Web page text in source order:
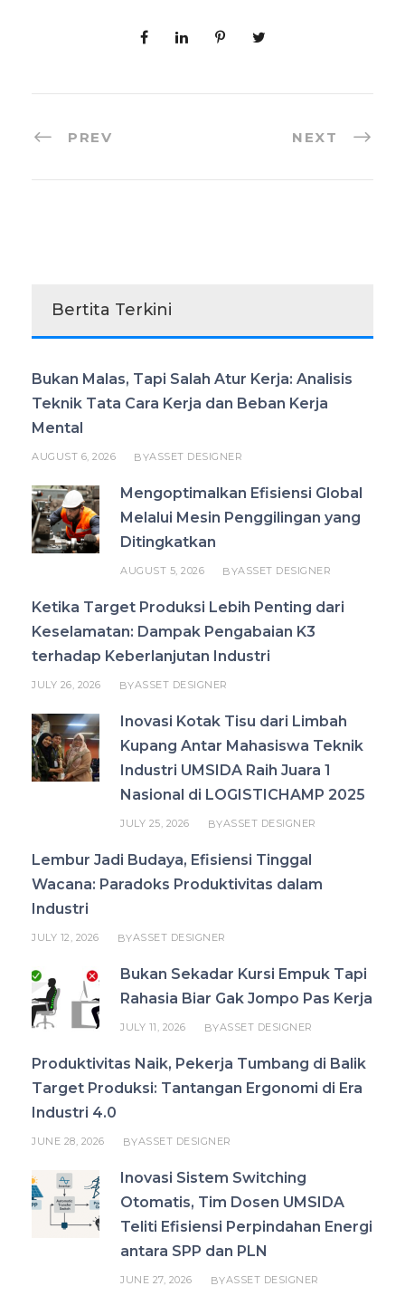
PREV NEXT
Bertita Terkini
Bukan Malas, Tapi Salah Atur Kerja: Analisis
Teknik Tata Cara Kerja dan Beban Kerja
Mental
AUGUST 6, 2026 BYASSET DESIGNER
Mengoptimalkan Efisiensi Global
Melalui Mesin Penggilingan yang
Ditingkatkan
AUGUST 5, 2026 BYASSET DESIGNER
Ketika Target Produksi Lebih Penting dari
Keselamatan: Dampak Pengabaian K3
terhadap Keberlanjutan Industri
JULY 26, 2026 BYASSET DESIGNER
Inovasi Kotak Tisu dari Limbah
Kupang Antar Mahasiswa Teknik
Industri UMSIDA Raih Juara 1
Nasional di LOGISTICHAMP 2025
JULY 25, 2026 BYASSET DESIGNER
Lembur Jadi Budaya, Efisiensi Tinggal
Wacana: Paradoks Produktivitas dalam
Industri
JULY 12, 2026 BYASSET DESIGNER
Bukan Sekadar Kursi Empuk Tapi
Rahasia Biar Gak Jompo Pas Kerja
JULY 11, 2026 BYASSET DESIGNER
Produktivitas Naik, Pekerja Tumbang di Balik
Target Produksi: Tantangan Ergonomi di Era
Industri 4.0
JUNE 28, 2026 BYASSET DESIGNER
Inovasi Sistem Switching
Otomatis, Tim Dosen UMSIDA
Teliti Efisiensi Perpindahan Energi
antara SPP dan PLN
JUNE 27, 2026 BYASSET DESIGNER